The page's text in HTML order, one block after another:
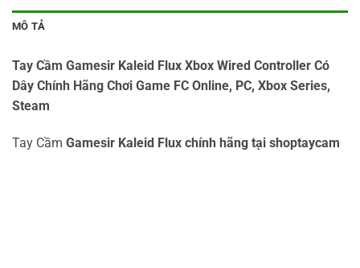
MÔ TẢ
Tay Cầm Gamesir Kaleid Flux Xbox Wired Controller Có
Dây Chính Hãng Chơi Game FC Online, PC, Xbox Series,
Steam
Tay Cầm Gamesir Kaleid Flux chính hãng tại shoptaycam